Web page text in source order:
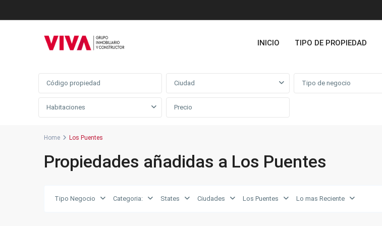
INICIO TIPO DE PROPIEDAD
Ciudad Tipo de negocio
Habitaciones
Home Los Puentes
Propiedades añadidas a Los Puentes
Tipo Negocio Categoria: States Ciudades Los Puentes Lo mas Reciente
Silvania